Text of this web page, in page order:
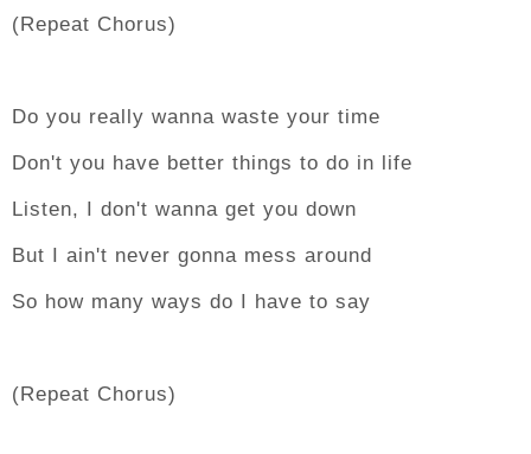
(Repeat Chorus)
Do you really wanna waste your time
Don't you have better things to do in life
Listen, I don't wanna get you down
But I ain't never gonna mess around
So how many ways do I have to say
(Repeat Chorus)